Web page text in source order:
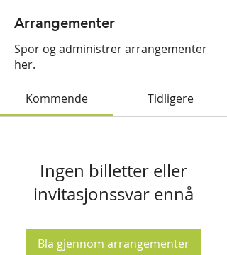
Arrangementer
Spor og administrer arrangementer
her.
Kommende Tidligere
Ingen billetter eller
invitasjonssvar ennå
Bla gjennom arrangementer